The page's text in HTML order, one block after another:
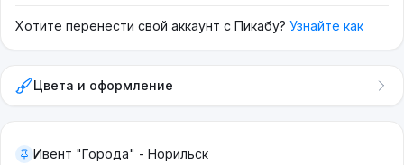
Хотите перенести свой аккаунт с Пикабу? Узнайте как
Цвета и оформление
Ивент "Города" - Норильск